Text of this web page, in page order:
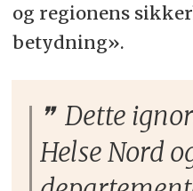
og regionens
betydning».
Dette
Helse Nord